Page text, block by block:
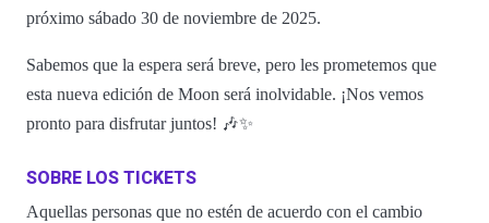
próximo sábado 30 de noviembre de 2025.
Sabemos que la espera será breve, pero les prometemos que
esta nueva edición de Moon será inolvidable. ¡Nos vemos
pronto para disfrutar juntos! 🎶✨
SOBRE LOS TICKETS
Aquellas personas que no estén de acuerdo con el cambio